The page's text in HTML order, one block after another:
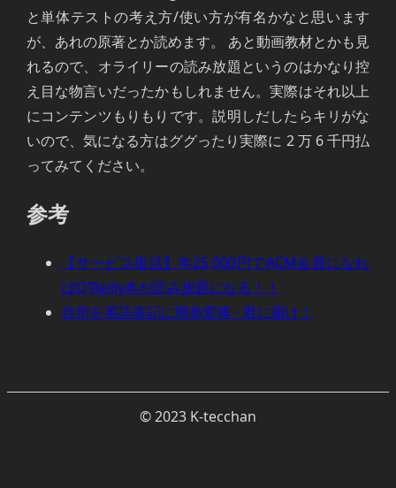
と単体テストの考え方/使い方が有名かなと思います
が、あれの原著とか読めます。 あと動画教材とかも見
れるので、オライリーの読み放題というのはかなり控
え目な物言いだったかもしれません。実際はそれ以上
にコンテンツもりもりです。説明しだしたらキリがな
いので、気になる方はググったり実際に 2 万 6 千円払
ってみてください。
参考
【サービス復活】年25,000円でACM会員になれ
ばO’Reilly本が読み放題になる！！
住所を英語表記に簡単変換 - 君に届け！
© 2023 K-tecchan